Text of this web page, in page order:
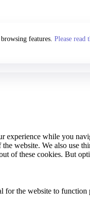
features. Please read
experience while you
website. We also use
of these cookies. But
for the website to